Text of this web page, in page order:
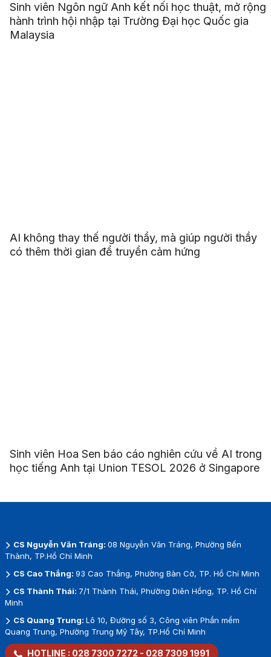
Sinh viên Ngôn ngữ Anh kết nối học thuật, mở rộng
hành trình hội nhập tại Trường Đại học Quốc gia
Malaysia
AI không thay thế người thầy, mà giúp người thầy
có thêm thời gian để truyền cảm hứng
Sinh viên Hoa Sen báo cáo nghiên cứu về AI trong
học tiếng Anh tại Union TESOL 2026 ở Singapore
CS Nguyễn Văn Tráng: 08 Nguyễn Văn Tráng, Phường Bến
Thành, TP.Hồ Chí Minh
CS Cao Thắng: 93 Cao Thắng, Phường Bàn Cờ, TP. Hồ Chí Minh
CS Thành Thái: 7/1 Thành Thái, Phường Diên Hồng, TP. Hồ Chí
Minh
CS Quang Trung: Lô 10, Đường số 3, Công viên Phần mềm
Quang Trung, Phường Trung Mỹ Tây, TP.Hồ Chí Minh
HOTLINE : 028 7300 7272 - 028 7309 1991